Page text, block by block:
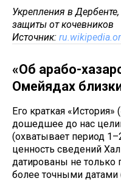
Укрепления в
защиты от кочевников
Источник:
«Об арабо-
Омейядах
Его краткая
дошедшее до нас
(охватывает период
ценность сведений
датированы не
более точными датами